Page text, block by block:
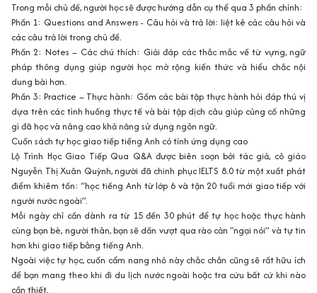
Trong mỗi chủ đề, người học sẽ được hướng dẫn cụ thể qua 3 phần chính:
Phần 1: Questions and Answers - Câu hỏi và trả lời: liệt kê các câu hỏi và
các câu trả lời trong chủ đề.
Phần 2: Notes – Các chú thích: Giải đáp các thắc mắc về từ vựng, ngữ
pháp thông dụng giúp người học mở rộng kiến thức và hiểu chắc nội
dung bài hơn.
Phần 3: Practice – Thực hành: Gồm các bài tập thực hành hỏi đáp thú vị
dựa trên các tình huống thực tế và bài tập dịch câu giúp củng cố những
gì đã học và nâng cao khả năng sử dụng ngôn ngữ.
Cuốn sách tự học giao tiếp tiếng Anh có tính ứng dụng cao
Lộ Trình Học Giao Tiếp Qua Q&A được biên soạn bởi tác giả, cô giáo
Nguyễn Thị Xuân Quỳnh, người đã chinh phục IELTS 8.0 từ một xuất phát
điểm khiêm tốn: “học tiếng Anh từ lớp 6 và tận 20 tuổi mới giao tiếp với
người nước ngoài”.
Mỗi ngày chỉ cần dành ra từ 15 đến 30 phút để tự học hoặc thực hành
cùng bạn bè, người thân, bạn sẽ dần vượt qua rào cản "ngại nói” và tự tin
hơn khi giao tiếp bằng tiếng Anh.
Ngoài việc tự học, cuốn cẩm nang nhỏ này chắc chắn cũng sẽ rất hữu ích
để bạn mang theo khi đi du lịch nước ngoài hoặc tra cứu bất cứ khi nào
cần thiết.